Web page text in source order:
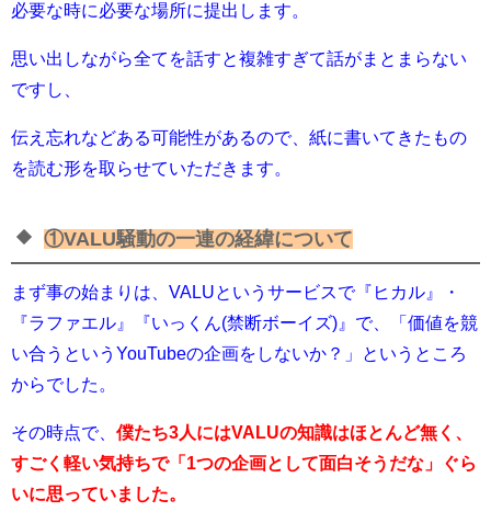
必要な時に必要な場所に提出します。
思い出しながら全てを話すと複雑すぎて話がまとまらない
ですし、
伝え忘れなどある可能性があるので、紙に書いてきたもの
を読む形を取らせていただきます。
①VALU騒動の一連の経緯について
まず事の始まりは、VALUというサービスで『ヒカル』・
『ラファエル』『いっくん(禁断ボーイズ)』で、「 価値を競
い合うというYouTubeの企画をしないか？ 」というところ
からでした。
その時点で、 僕たち3人にはVALUの知識はほとんど無く、
すごく軽い気持ちで「 1つの企画として面白そうだな 」ぐら
いに思っていました。